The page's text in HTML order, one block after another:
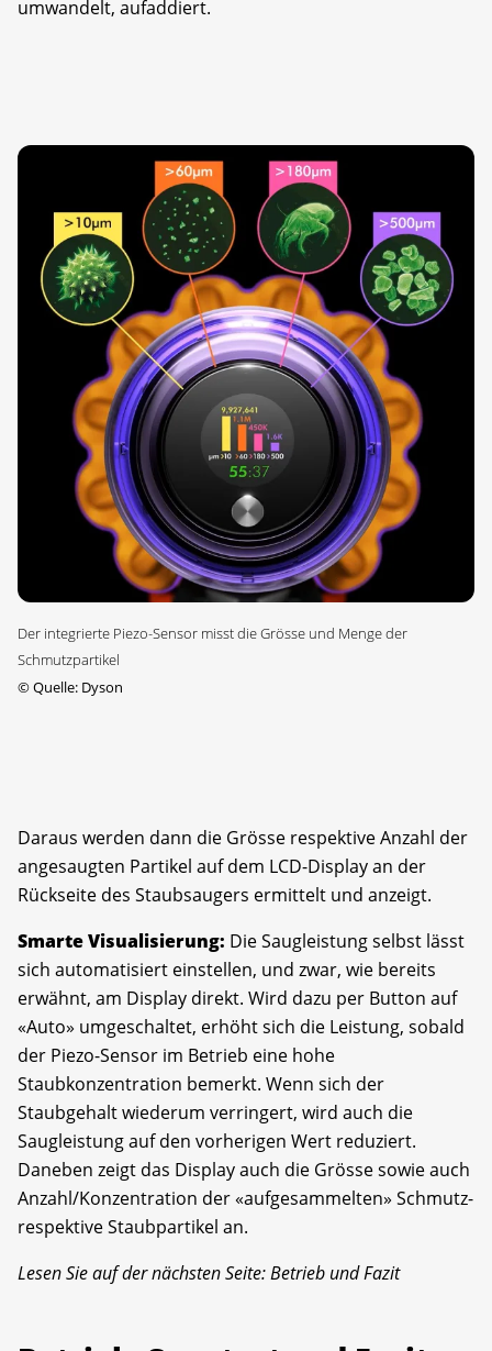
umwandelt, aufaddiert.
Der integrierte Piezo-Sensor misst die Grösse und Menge der
Schmutzpartikel
©Quelle: Dyson
Daraus werden dann die Grösse respektive Anzahl der
angesaugten Partikel auf dem LCD-Display an der
Rückseite des Staubsaugers ermittelt und anzeigt.
Smarte Visualisierung: Die Saugleistung selbst lässt
sich automatisiert einstellen, und zwar, wie bereits
erwähnt, am Display direkt. Wird dazu per Button auf
«Auto» umgeschaltet, erhöht sich die Leistung, sobald
der Piezo-Sensor im Betrieb eine hohe
Staubkonzentration bemerkt. Wenn sich der
Staubgehalt wiederum verringert, wird auch die
Saugleistung auf den vorherigen Wert reduziert.
Daneben zeigt das Display auch die Grösse sowie auch
Anzahl/Konzentration der «aufgesammelten» Schmutz-
respektive Staubpartikel an.
Lesen Sie auf der nächsten Seite: Betrieb und Fazit